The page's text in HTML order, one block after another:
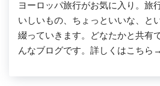
ヨーロッパ旅行がお気に入り。旅
いしいもの、ちょっといいな、と
綴っていきます。どなたかと共有
んなブログです。詳しくはこちら→